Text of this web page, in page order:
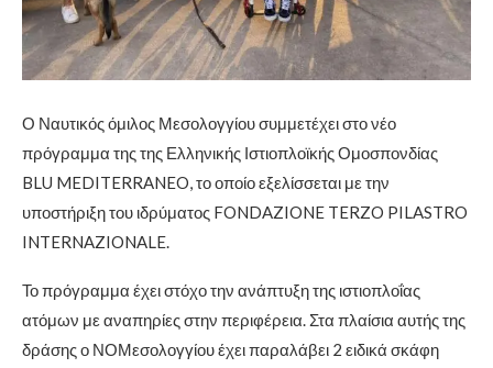
Ο Ναυτικός όμιλος Μεσολογγίου συμμετέχει στο νέο
πρόγραμμα της της Ελληνικής Ιστιοπλοϊκής Ομοσπονδίας
BLU MEDITERRANEO, το οποίο εξελίσσεται με την
υποστήριξη του ιδρύματος FONDAZIONE TERZO PILASTRO
INTERNAZIONALE.
Το πρόγραμμα έχει στόχο την ανάπτυξη της ιστιοπλοΐας
ατόμων με αναπηρίες στην περιφέρεια. Στα πλαίσια αυτής της
δράσης ο ΝΟΜεσολογγίου έχει παραλάβει 2 ειδικά σκάφη